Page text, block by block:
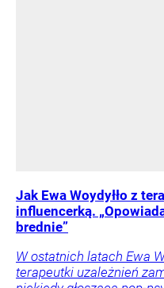
Jak Ewa Woydyłło z
influencerką.
brednie”
W ostatnich latach Ewa
terapeutki uzależnień